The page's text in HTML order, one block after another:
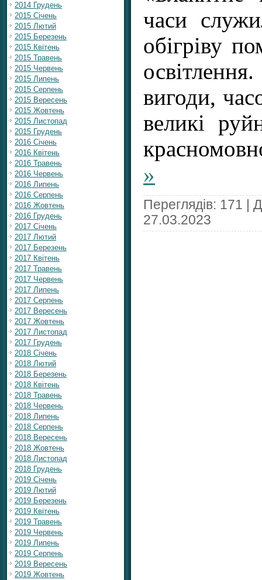
2014 Грудень
2015 Січень
2015 Лютий
2015 Березень
2015 Квітень
2015 Травень
2015 Червень
2015 Липень
2015 Серпень
2015 Вересень
2015 Жовтень
2015 Листопад
2015 Грудень
2016 Січень
2016 Квітень
2016 Травень
2016 Червень
2016 Липень
2016 Серпень
2016 Жовтень
2016 Грудень
2017 Січень
2017 Лютий
2017 Березень
2017 Квітень
2017 Травень
2017 Червень
2017 Липень
2017 Серпень
2017 Вересень
2017 Жовтень
2017 Листопад
2017 Грудень
2018 Січень
2018 Лютий
2018 Березень
2018 Квітень
2018 Травень
2018 Червень
2018 Липень
2018 Серпень
2018 Вересень
2018 Жовтень
2018 Листопад
2018 Грудень
2019 Січень
2019 Лютий
2019 Березень
2019 Квітень
2019 Травень
2019 Червень
2019 Липень
2019 Серпень
2019 Вересень
2019 Жовтень
часи
обігріву
вигоди,
великі
»
Переглядів: 171 |
27.03.2023